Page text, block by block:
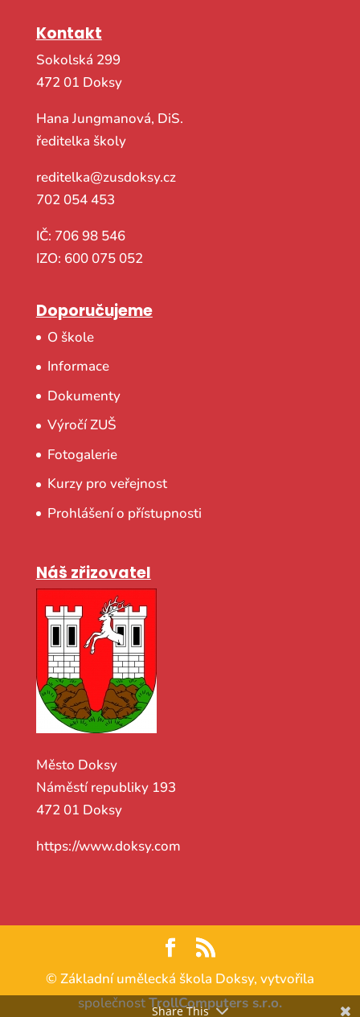
Kontakt
Sokolská 299
472 01 Doksy
Hana Jungmanová, DiS.
ředitelka školy
reditelka@zusdoksy.cz
702 054 453
IČ: 706 98 546
IZO: 600 075 052
Doporučujeme
O škole
Informace
Dokumenty
Výročí ZUŠ
Fotogalerie
Kurzy pro veřejnost
Prohlášení o přístupnosti
Náš zřizovatel
Město Doksy
Náměstí republiky 193
472 01 Doksy
https://www.doksy.com
© Základní umělecká škola Doksy, vytvořila
společnostTrollComputers s.r.o.
Share This